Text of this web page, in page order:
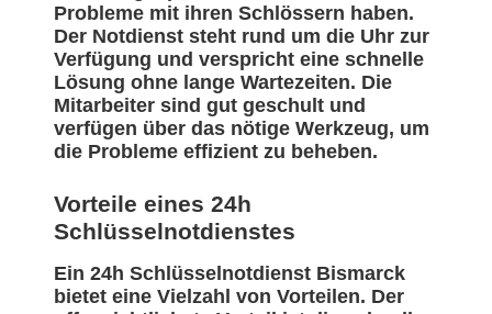
Probleme mit ihren Schlössern haben.
Der Notdienst steht rund um die Uhr zur
Verfügung und verspricht eine schnelle
Lösung ohne lange Wartezeiten. Die
Mitarbeiter sind gut geschult und
verfügen über das nötige Werkzeug, um
die Probleme effizient zu beheben.
Vorteile eines 24h
Schlüsselnotdienstes
Ein 24h Schlüsselnotdienst Bismarck
bietet eine Vielzahl von Vorteilen. Der